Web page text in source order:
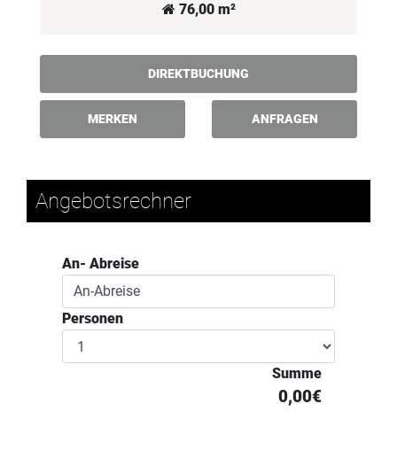
76,00 m²
DIREKTBUCHUNG
MERKEN ANFRAGEN
Angebotsrechner
An- Abreise
Personen
Summe
0,00€